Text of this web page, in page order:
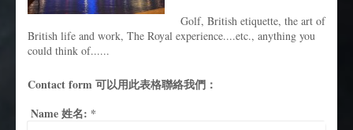
Golf, British etiquette, the art of
British life and work, The Royal experience....etc., anything you
could think of......
Contact form 可以用此表格聯絡我們：
Name 姓名: *